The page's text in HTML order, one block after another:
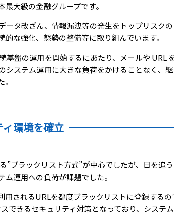
大級の金融グループです。
ータ改ざん、情報漏洩等の発生をトップリスクの
な強化、態勢の整備等に取り組んでいます。
基盤の運用を開始するにあたり、メールや URL
システム運用に大きな負荷をかけることなく、継
ィ環境を確立
ブラックリスト方式”が中心でしたが、日を追
運用への負荷が課題でした。
されるURLを都度ブラックリストに登録する
できるセキュリティ対策となっており、システ